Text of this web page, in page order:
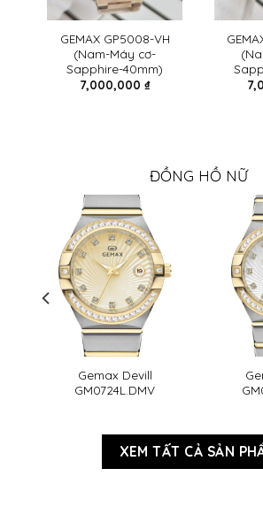
GEMAX GP5008-VH
(Nam-Máy cơ-
Sapphire-40mm)
7,000,000 ₫
ĐỒNG HỒ NỮ
Gemax Devill
GM0724L.DMV
XEM TẤT CẢ SẢN